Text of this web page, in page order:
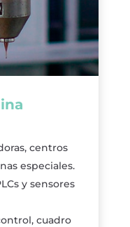
centros
especiales.
y sensores
cuadro